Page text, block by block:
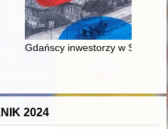
z rodu Ślązaka
Gdańscy inwestorzy w
2024